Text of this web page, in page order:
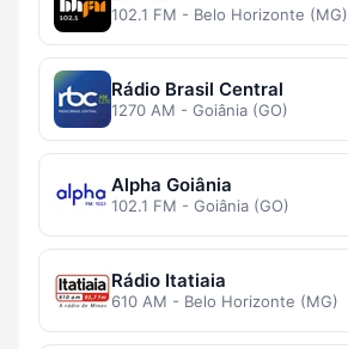
102.1 FM - Belo Horizonte (MG)
Rádio Brasil Central
1270 AM - Goiânia (GO)
Alpha Goiânia
102.1 FM - Goiânia (GO)
Rádio Itatiaia
610 AM - Belo Horizonte (MG)